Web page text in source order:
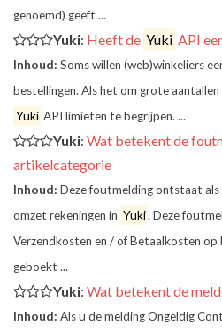
genoemd) geeft ...
Yuki: Heeft de Yuki API
Inhoud: Soms willen (web)winkeliers
bestellingen. Als het om grote
Yuki API limieten te begrijpen. ...
Yuki: Wat betekent de
artikelcategorie
Inhoud: Deze foutmelding ontstaat
omzet rekeningen in Yuki. Deze
Verzendkosten en / of Betaalkosten op
geboekt ...
Yuki: Wat betekent de
Inhoud: Als u de melding Ongeldig